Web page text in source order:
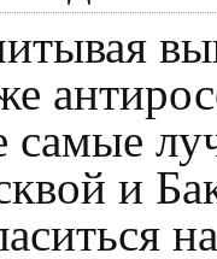
самые
и